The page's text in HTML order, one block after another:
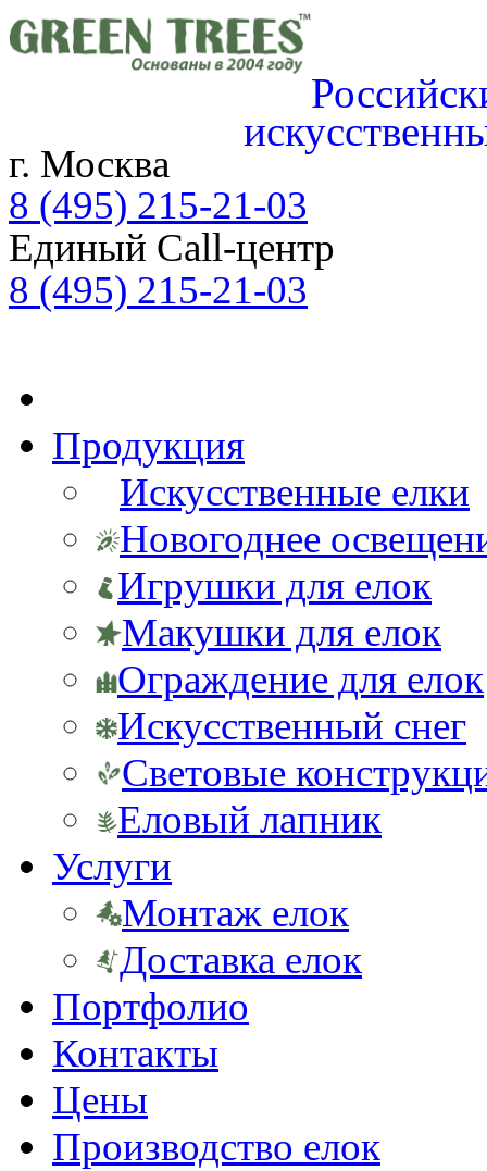
г. Москва
8 (495) 215-21-03
Единый Call-центр
8 (495) 215-21-03
Продукция
Искусственные елки
Новогоднее
Игрушки для елок
Макушки для елок
Ограждение для елок
Искусственный снег
Световые
Еловый лапник
Услуги
Монтаж елок
Доставка елок
Портфолио
Контакты
Цены
Производство елок